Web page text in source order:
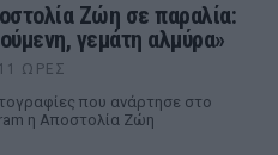
Ζώη σε παραλία:
γεμάτη αλμύρα»
ΏΡΕΣ
που ανάρτησε στο
η Αποστολία Ζώη